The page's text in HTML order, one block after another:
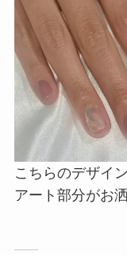
こちらのデザイ
アート部分がお